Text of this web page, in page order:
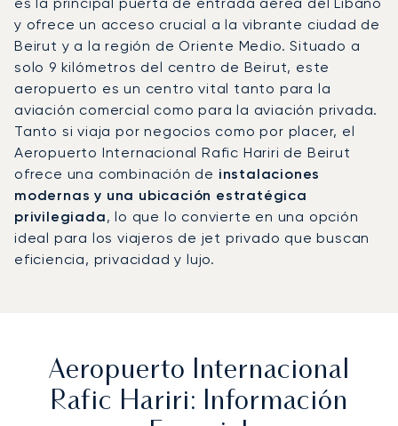
y ofrece un acceso crucial a la vibrante ciudad de
Beirut y a la región de Oriente Medio. Situado a
solo 9 kilómetros del centro de Beirut, este
aeropuerto es un centro vital tanto para la
aviación comercial como para la aviación privada.
Tanto si viaja por negocios como por placer, el
Aeropuerto Internacional Rafic Hariri de Beirut
ofrece una combinación de instalaciones
modernas y una ubicación estratégica
privilegiada, lo que lo convierte en una opción
ideal para los viajeros de jet privado que buscan
eficiencia, privacidad y lujo.
Aeropuerto Internacional
Rafic Hariri: Información